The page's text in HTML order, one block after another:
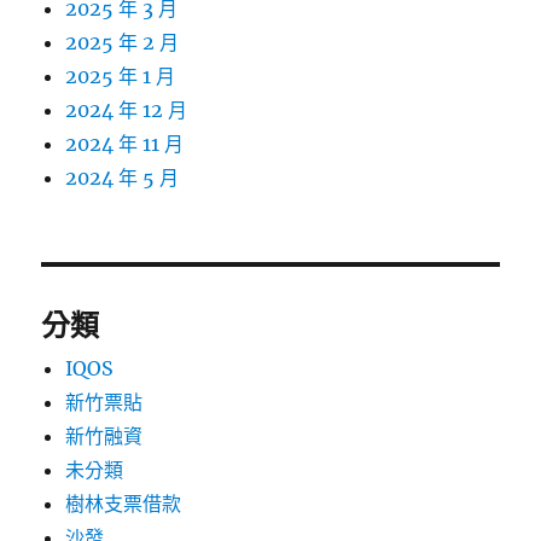
2025 年 3 月
2025 年 2 月
2025 年 1 月
2024 年 12 月
2024 年 11 月
2024 年 5 月
分類
IQOS
新竹票貼
新竹融資
未分類
樹林支票借款